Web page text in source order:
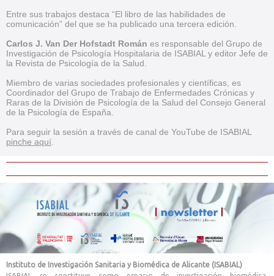
Entre sus trabajos destaca “El libro de las habilidades de
comunicación” del que se ha publicado una tercera edición.
Carlos J. Van Der Hofstadt Román es responsable del Grupo de
Investigación de Psicología Hospitalaria de ISABIAL y editor Jefe de
la Revista de Psicología de la Salud.
Miembro de varias sociedades profesionales y científicas, es
Coordinador del Grupo de Trabajo de Enfermedades Crónicas y
Raras de la División de Psicología de la Salud del Consejo General
de la Psicología de España.
Para seguir la sesión a través de canal de YouTube de ISABIAL
pinche aquí
Instituto de Investigación Sanitaria y Biomédica de Alicante (ISABIAL)